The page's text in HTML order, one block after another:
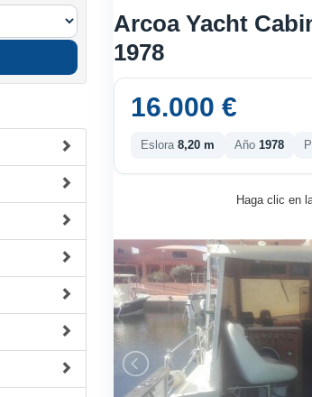
Arcoa Yacht
1978
16.000 €
Eslora 8,20 m Año 1978
Haga clic en